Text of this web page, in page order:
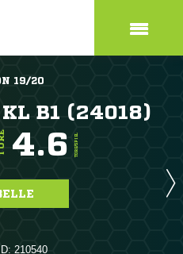
19/20
B1 (24018)
4.6 TORE/SPIEL
210540